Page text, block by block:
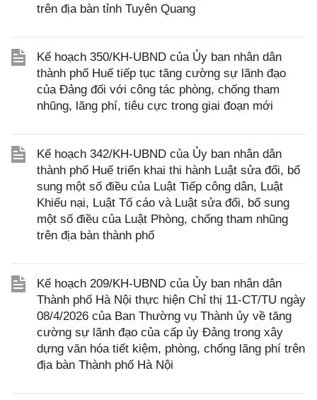
trên địa bàn tỉnh Tuyên Quang
Kế hoạch 350/KH-UBND của Ủy ban nhân dân
thành phố Huế tiếp tục tăng cường sự lãnh đạo
của Đảng đối với công tác phòng, chống tham
nhũng, lãng phí, tiêu cực trong giai đoạn mới
Kế hoạch 342/KH-UBND của Ủy ban nhân dân
thành phố Huế triển khai thi hành Luật sửa đổi, bổ
sung một số điều của Luật Tiếp công dân, Luật
Khiếu nại, Luật Tố cáo và Luật sửa đổi, bổ sung
một số điều của Luật Phòng, chống tham nhũng
trên địa bàn thành phố
Kế hoạch 209/KH-UBND của Ủy ban nhân dân
Thành phố Hà Nội thực hiện Chỉ thị 11-CT/TU ngày
08/4/2026 của Ban Thường vụ Thành ủy về tăng
cường sự lãnh đạo của cấp ủy Đảng trong xây
dựng văn hóa tiết kiệm, phòng, chống lãng phí trên
địa bàn Thành phố Hà Nội